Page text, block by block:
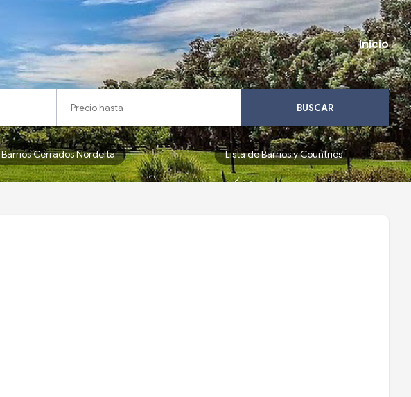
Inicio
BUSCAR
Barrios Cerrados Nordelta Lista de Barrios y Countries